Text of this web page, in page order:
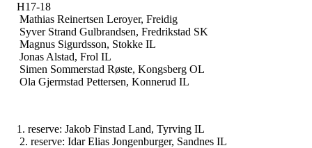
H17-18
Mathias Reinertsen Leroyer, Freidig
Syver Strand Gulbrandsen, Fredrikstad SK
Magnus Sigurdsson, Stokke IL
Jonas Alstad, Frol IL
Simen Sommerstad Røste, Kongsberg OL
Ola Gjermstad Pettersen, Konnerud IL
1. ‎reserve: Jakob Finstad Land, Tyrving IL
2. reserve: Idar Elias Jongenburger, Sandnes IL